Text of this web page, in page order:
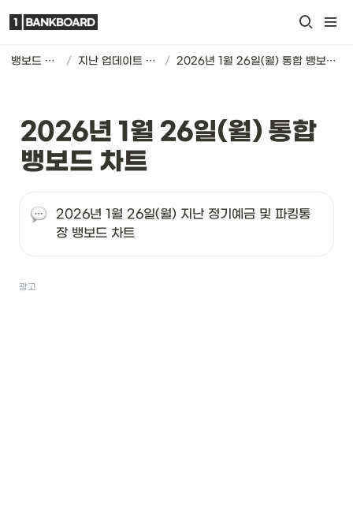
뱅보드 차트 / 지난 업데이트 기록 / 2026년 1월 26일(월) 통합 뱅보드 차트
2026년 1월 26일(월) 통합
뱅보드 차트
2026년 1월 26일(월) 지난 정기예금 및 파킹통
장 뱅보드 차트
광고